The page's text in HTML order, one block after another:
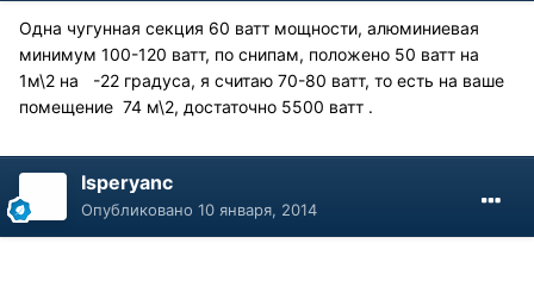
Одна чугунная секция 60 ватт мощности, алюминиевая
минимум 100-120 ватт, по снипам, положено 50 ватт на
1м\2 на -22 градуса, я считаю 70-80 ватт, то есть на ваше
помещение 74 м\2, достаточно 5500 ватт .
Isperyanc
Опубликовано 10 января, 2014